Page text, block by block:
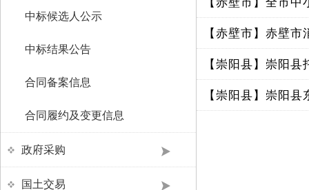
中标候选人公示
中标结果公告
合同备案信息
合同履约及变更信息
政府采购
国土交易
【赤壁市】 赤壁市
【崇阳县】
【崇阳县】 崇阳县